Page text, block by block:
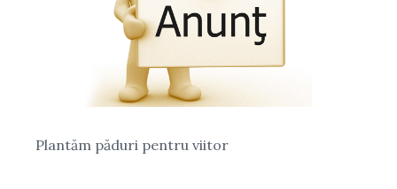
Plantăm păduri pentru viitor